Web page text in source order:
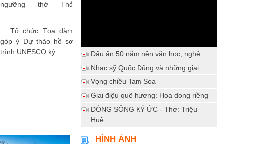
ngưỡng thờ Thổ
Tổ chức Tọa đàm
góp ý Dự thảo hồ sơ
trình UNESCO kỷ...
Dấu ấn 50 năm nền văn học, nghệ...
Nhạc sỹ Quốc Dũng và những giai...
Vọng chiều Tam Soa
Giai điệu quê hương: Hoa dong riềng
DÒNG SÔNG KÝ ỨC - Thơ: Triệu
Huệ...
HÌNH ẢNH